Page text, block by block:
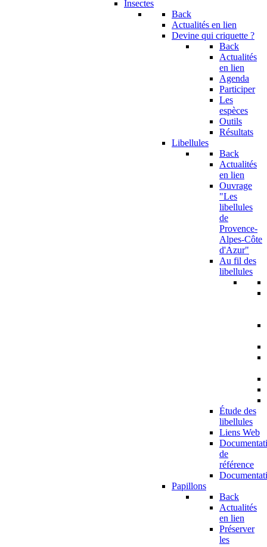
Insectes
Back
Actualités en lien
Devine qui criquette ?
Back
Actualités
en lien
Agenda
Participer
Les
espèces
Outils
Résultats
Libellules
Back
Actualités
en lien
Ouvrage
"Les
libellules
de
Provence-
Alpes-Côte
d'Azur"
Au fil des
libellules
Étude des
libellules
Liens Web
de
référence
Papillons
Back
Actualités
en lien
Préserver
les